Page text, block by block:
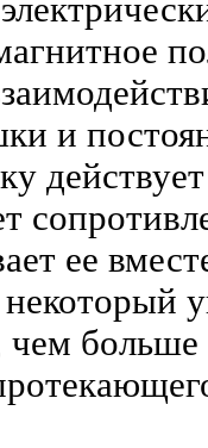
и
ее
больше